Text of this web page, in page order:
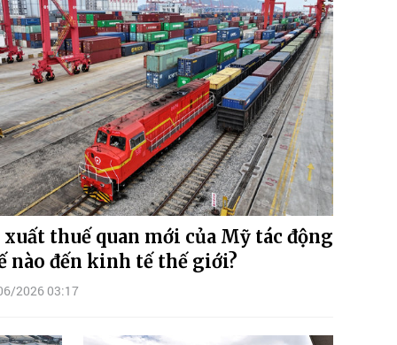
xuất thuế quan mới của Mỹ tác động
nào đến kinh tế thế giới?
2026 03:17